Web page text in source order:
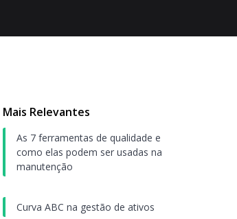
Mais Relevantes
As 7 ferramentas de qualidade e
como elas podem ser usadas na
manutenção
Curva ABC na gestão de ativos